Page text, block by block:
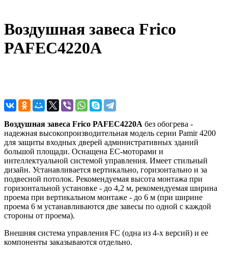
Воздушная завеса Frico
PAFEC4220A
Воздушная завеса Frico PAFEC4220A без обогрева -
надежная высокопроизводительная модель серии Pamir 4200
для защиты входных дверей административных зданий
большой площади. Оснащена ЕС-моторами и
интеллектуальной системой управления. Имеет стильный
дизайн. Устанавливается вертикально, горизонтально и за
подвесной потолок. Рекомендуемая высота монтажа при
горизонтальной установке - до 4,2 м, рекомендуемая ширина
проема при вертикальном монтаже - до 6 м (при ширине
проема 6 м устанавливаются две завесы по одной с каждой
стороны от проема).
Внешняя система управления FC (одна из 4-х версий) и ее
компоненты заказываются отдельно.